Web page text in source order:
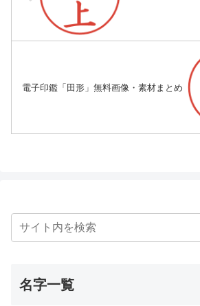
電子印鑑「田形」無料画像・素材まとめ
名字一覧